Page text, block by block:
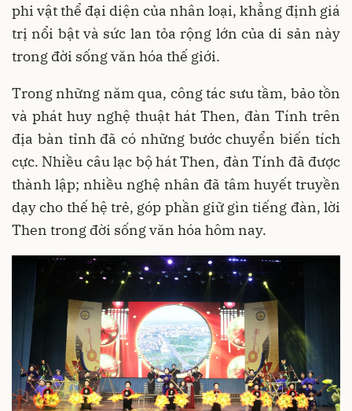
phi vật thể đại diện của nhân loại, khẳng định giá
trị nổi bật và sức lan tỏa rộng lớn của di sản này
trong đời sống văn hóa thế giới.
Trong những năm qua, công tác sưu tầm, bảo tồn
và phát huy nghệ thuật hát Then, đàn Tính trên
địa bàn tỉnh đã có những bước chuyển biến tích
cực. Nhiều câu lạc bộ hát Then, đàn Tính đã được
thành lập; nhiều nghệ nhân đã tâm huyết truyền
dạy cho thế hệ trẻ, góp phần giữ gìn tiếng đàn, lời
Then trong đời sống văn hóa hôm nay.